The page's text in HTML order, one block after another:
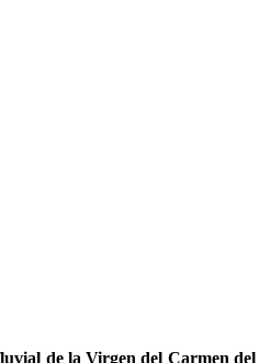
de la Virgen del Carmen